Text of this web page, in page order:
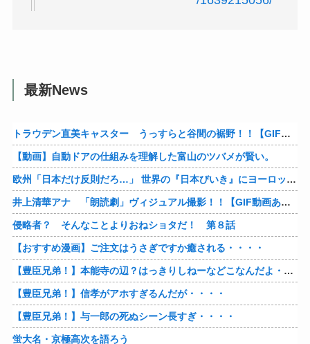
最新News
トラウデン直美キャスター うっすらと谷間の裾野！！【GIF動画あり】
【動画】自動ドアの仕組みを理解した富山のツバメが賢い。
欧州「日本だけ反則だろ…」 世界の『日本びいき』にヨーロッパ全土から不満の声
井上清華アナ 「朗読劇」ヴィジュアル撮影！！【GIF動画あり】
侵略者？ そんなことよりおねショタだ！ 第８話
【おすすめ漫画】ご注文はうさぎですか癒される・・・・
【豊臣兄弟！】本能寺の辺？はっきりしねーなどこなんだよ・・・・
【豊臣兄弟！】信孝がアホすぎるんだが・・・・
【豊臣兄弟！】与一郎の死ぬシーン長すぎ・・・・
蛍大名・京極高次を語ろう